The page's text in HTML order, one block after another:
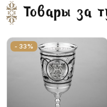
Товары за
- 33%